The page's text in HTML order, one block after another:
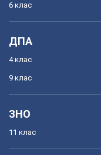
6 клас
ДПА
4 клас
9 клас
ЗНО
11 клас